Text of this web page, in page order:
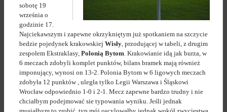
sobotę 19
września o
godzinie 17.
Najciekawszym i zapewne okrzykniętym już spotkaniem na szczycie
bedzie pojedynek krakowskiej Wisły, przodującej w tabeli, z drugim
zespołem Ekstraklasy, Polonią Bytom. Krakowianie idą jak burza, w
6 meczach zdobyli komplet punktów, bilans bramek mają również
imponujący, wynosi on 13-2. Polonia Bytom w 6 ligowych meczach
zdobyła 12 punktów , uległa tylko Legii Warszawa i Śląskowi
Wrocław odpowiednio 1-0 i 2-1. Mecz zapewne bardzo trudny i nie
chciałbym podejmować sie typowania wyniku. Jeśli jednak